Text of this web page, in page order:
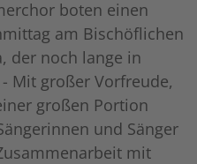
boten einen
am Bischöflichen
der noch lange in
Mit großer Vorfreude,
großen Portion
und Sänger
mit